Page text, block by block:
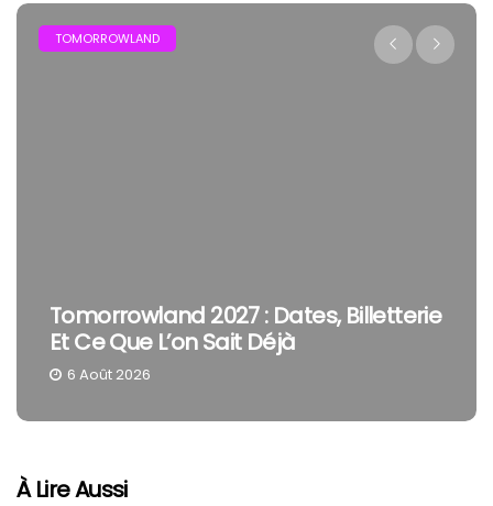
TOMORROWLAND
Tomorrowland 2027 : Dates, Billetterie
Et Ce Que L’on Sait Déjà
6 Août 2026
À Lire Aussi